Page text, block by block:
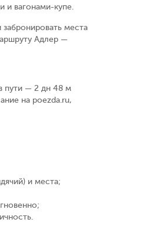
и вагонами-купе.
места
Адлер —
пути — 2 дн 48 м
на poezda.ru,
и места;
;
.